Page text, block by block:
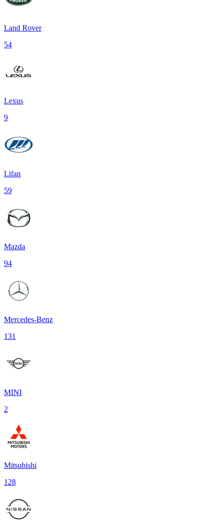
Land Rover
54
Lexus
9
Lifan
59
Mazda
94
Mercedes-Benz
131
MINI
2
Mitsubishi
128